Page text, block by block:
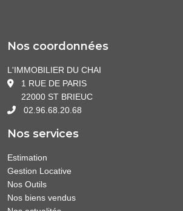
Nos coordonnées
L'IMMOBILIER DU CHAI
1 RUE DE PARIS
22000 ST BRIEUC
02.96.68.20.68
Nos services
Estimation
Gestion Locative
Nos Outils
Nos biens vendus